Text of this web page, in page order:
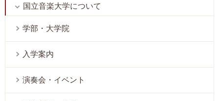
国立音楽大学について
学部・大学院
入学案内
演奏会・イベント